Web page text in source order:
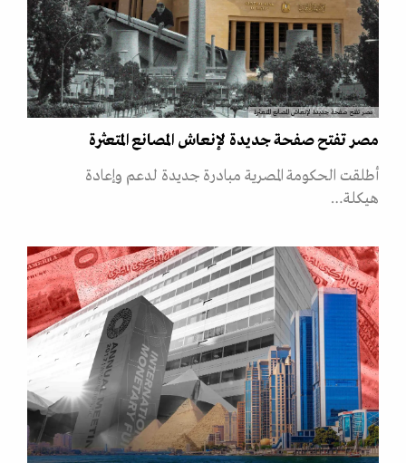
مصر تفتح صفحة جديدة لإنعاش المصانع المتعثرة
مصر تفتح صفحة جديدة لإنعاش المصانع المتعثرة
أطلقت الحكومة المصرية مبادرة جديدة لدعم وإعادة
هيكلة…